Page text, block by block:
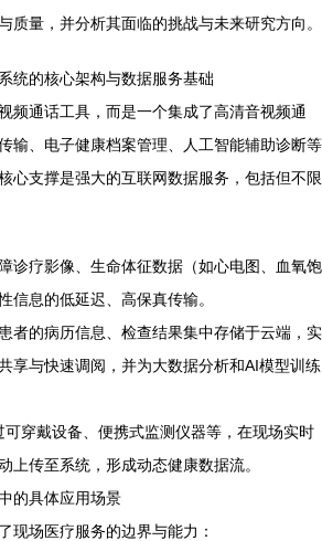
质量，并分析其面临的挑战与未来研究方向。
统的核心架构与数据服务基础
频通话工具，而是一个集成了高清音视频通
输、电子健康档案管理、人工智能辅助诊断等
心支撑是强大的互联网数据服务，包括但不限
诊疗影像、生命体征数据（如心电图、血氧饱
信息的低延迟、高保真传输。
者的病历信息、检查结果集中存储于云端，实
享与快速调阅，并为大数据分析和AI模型训练
穿戴设备、便携式监测仪器等，在现场实时
上传至系统，形成动态健康数据流。
的具体应用场景
现场医疗服务的边界与能力：